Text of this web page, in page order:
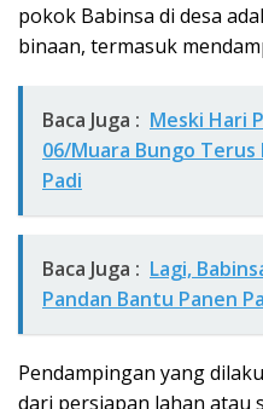
pokok Babinsa di desa
binaan, termasuk
Baca Juga : Meski Hari
06/Muara Bungo
Padi
Baca Juga : Lagi,
Pandan Bantu Panen
Pendampingan yang
dari persiapan lahan atau